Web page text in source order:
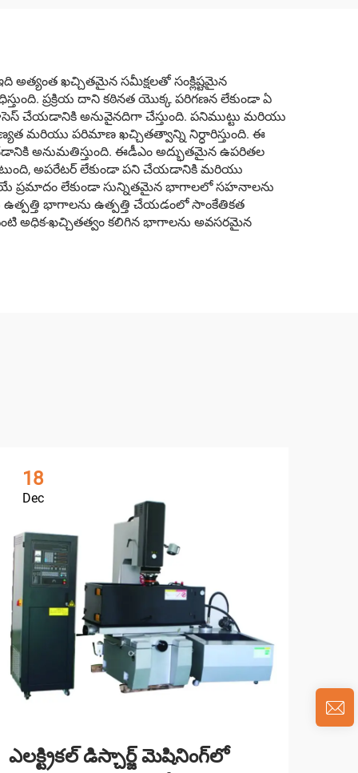
ఖచ్చితమైన సమీక్షలతో సంక్లిష్టమైన
ప్రక్రియ దాని కఠినత యొక్క పరిగణన లేకుండా ఏ
చేయడానికి అనువైనదిగా చేస్తుంది. పనిముట్టు మరియు
మరియు పరిమాణ ఖచ్చితత్వాన్ని నిర్ధారిస్తుంది. ఈ
అనుమతిస్తుంది. ఈడీఎం అద్భుతమైన ఉపరితల
అపరేటర్ లేకుండా పని చేయడానికి మరియు
ప్రమాదం లేకుండా సున్నితమైన భాగాలలో సహనాలను
ఉత్పత్తి భాగాలను ఉత్పత్తి చేయడంలో సాంకేతికత
అధిక-ఖచ్చితత్వం కలిగిన భాగాలను అవసరమైన
18
Dec
ఎలక్ట్రికల్ డిస్చార్జ్ మెషినింగ్‌లో